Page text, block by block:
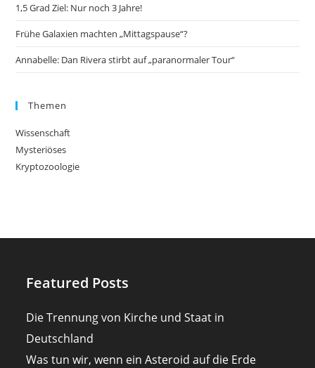
1,5 Grad Ziel: Nur noch 3 Jahre!
Frühe Galaxien machten „Mittagspause“?
Annabelle: Dan Rivera stirbt auf „paranormaler Tour“
Themen
Wissenschaft
Mysteriöses
Kryptozoologie
Featured Posts
Die Trennung von Kirche und Staat in
Deutschland
Was tun wir, wenn ein Asteroid auf die Erde